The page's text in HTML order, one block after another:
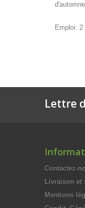
Emploi:
Lettre
Contactez-
Livraison et
Mentions